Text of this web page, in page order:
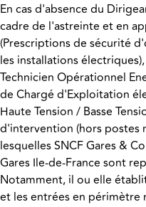
En cas d'absence du
cadre de l'astreinte et en
(Prescriptions de sécurité
les installations
Technicien Opérationnel
de Chargé d'Exploitation
Haute Tension / Basse
d'intervention (hors postes
lesquelles SNCF Gares &
Gares Ile-de-France sont
Notamment, il ou elle
et les entrées en périmètre